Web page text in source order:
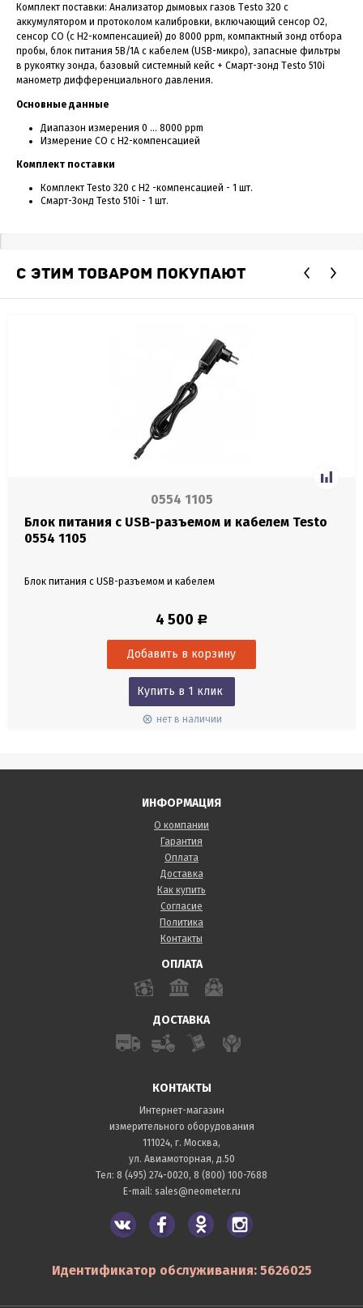
Комплект поставки: Анализатор дымовых газов Тesto 320 с
аккумулятором и протоколом калибровки, включающий сенсор О2,
сенсор CO (с Н2-компенсацией) до 8000 ppm, компактный зонд отбора
пробы, блок питания 5В/1А с кабелем (USB-микро), запасные фильтры
в рукоятку зонда, базовый системный кейс + Смарт-зонд Тesto 510i
манометр дифференциального давления.
Основные данные
Диапазон измерения 0 … 8000 ppm
Измерение CO с H2-компенсацией
Комплект поставки
Комплект Testo 320 с H2 -компенсацией - 1 шт.
Смарт-Зонд Testo 510i - 1 шт.
С ЭТИМ ТОВАРОМ ПОКУПАЮТ
0554 1105
Блок питания с USB-разъемом и кабелем Testo
0554 1105
Блок питания с USB-разъемом и кабелем
4 500 Р
Купить в 1 клик
нет в наличии
ИНФОРМАЦИЯ
О компании
Гарантия
Оплата
Доставка
Как купить
Согласие
Политика
Контакты
ОПЛАТА
ДОСТАВКА
КОНТАКТЫ
Интернет-магазин
измерительного оборудования
111024, г. Москва,
ул. Авиамоторная, д.50
Тел: 8 (495) 274-0020, 8 (800) 100-7688
E-mail: sales@neometer.ru
Идентификатор обслуживания: 5626025